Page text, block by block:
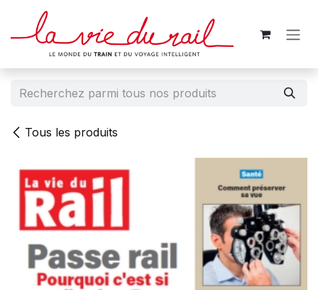
Se rendre au contenu
Tous les produits